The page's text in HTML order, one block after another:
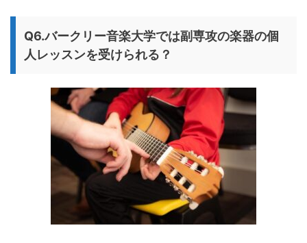
Q6.バークリー音楽大学では副専攻の楽器の個
人レッスンを受けられる？